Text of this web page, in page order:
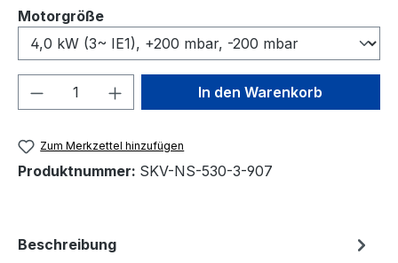
Motorgrößeauswählen
Produkt Anzahl: Gib denIn den Warenkorb
Zum Merkzettel hinzufügen
Produktnummer: SKV-NS-530-3-907
Beschreibung